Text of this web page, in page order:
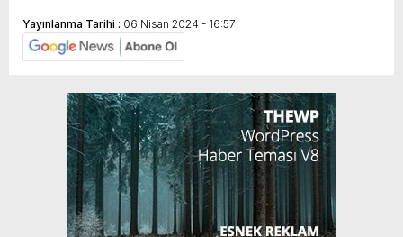
Yayınlanma Tarihi : 06 Nisan 2024 - 16:57